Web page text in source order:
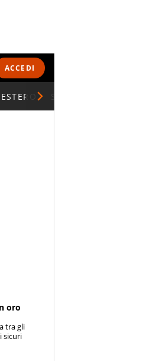
ACCEDI
oro
tra gli
sicuri